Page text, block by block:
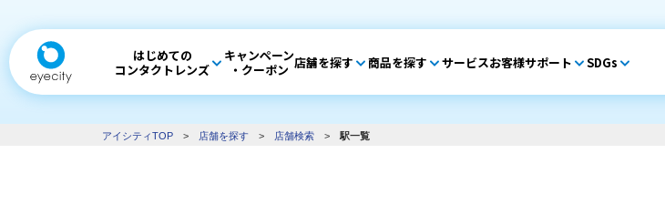
はじめての
コンタクトレンズ
キャンペーン
・クーポン 店舗を探す 商品を探す サービスお客様サポート SDGs
アイシティTOP > 店舗を探す > 店舗検索 > 駅一覧